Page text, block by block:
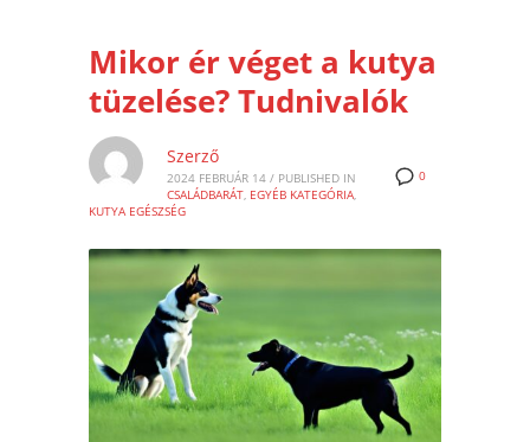
Mikor ér véget a kutya
tüzelése? Tudnivalók
0
Szerző
2024 FEBRUÁR 14 / PUBLISHED IN
CSALÁDBARÁT, EGYÉB KATEGÓRIA,
KUTYA EGÉSZSÉG